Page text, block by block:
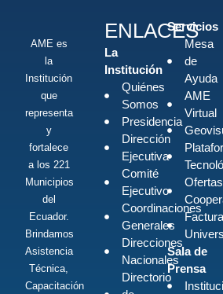
AME es
la
Institución
que
representa
y
fortalece
a los 221
Municipios
del
Ecuador.
Brindamos
Asistencia
Técnica,
Capacitación
ENLACES
La
Institución
Quiénes
Somos
Presidencia
Dirección
Ejecutiva
Comité
Ejecutivo
Coordinaciones
Generales
Direcciones
Nacionales
Directorio
Servicios
Mesa
de
Ayuda
AME
Virtual
Sala de
Prensa